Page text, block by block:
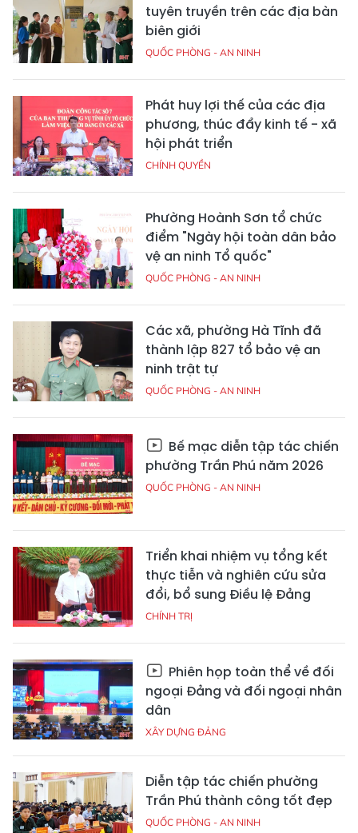
tuyên truyền trên các địa bàn
biên giới
QUỐC PHÒNG - AN NINH
Phát huy lợi thế của các địa
phương, thúc đẩy kinh tế - xã
hội phát triển
CHÍNH QUYỀN
Phường Hoành Sơn tổ chức
điểm "Ngày hội toàn dân bảo
vệ an ninh Tổ quốc"
QUỐC PHÒNG - AN NINH
Các xã, phường Hà Tĩnh đã
thành lập 827 tổ bảo vệ an
ninh trật tự
QUỐC PHÒNG - AN NINH
Bế mạc diễn tập tác chiến
phường Trần Phú năm 2026
QUỐC PHÒNG - AN NINH
Triển khai nhiệm vụ tổng kết
thực tiễn và nghiên cứu sửa
đổi, bổ sung Điều lệ Đảng
CHÍNH TRỊ
Phiên họp toàn thể về đối
ngoại Đảng và đối ngoại nhân
dân
XÂY DỰNG ĐẢNG
Diễn tập tác chiến phường
Trần Phú thành công tốt đẹp
QUỐC PHÒNG - AN NINH